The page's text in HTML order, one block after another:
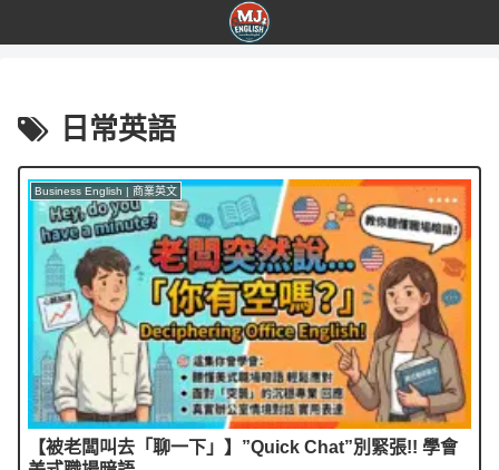
日常英語
Business English | 商業英文
【被老闆叫去「聊一下」】”Quick Chat”別緊張!! 學會